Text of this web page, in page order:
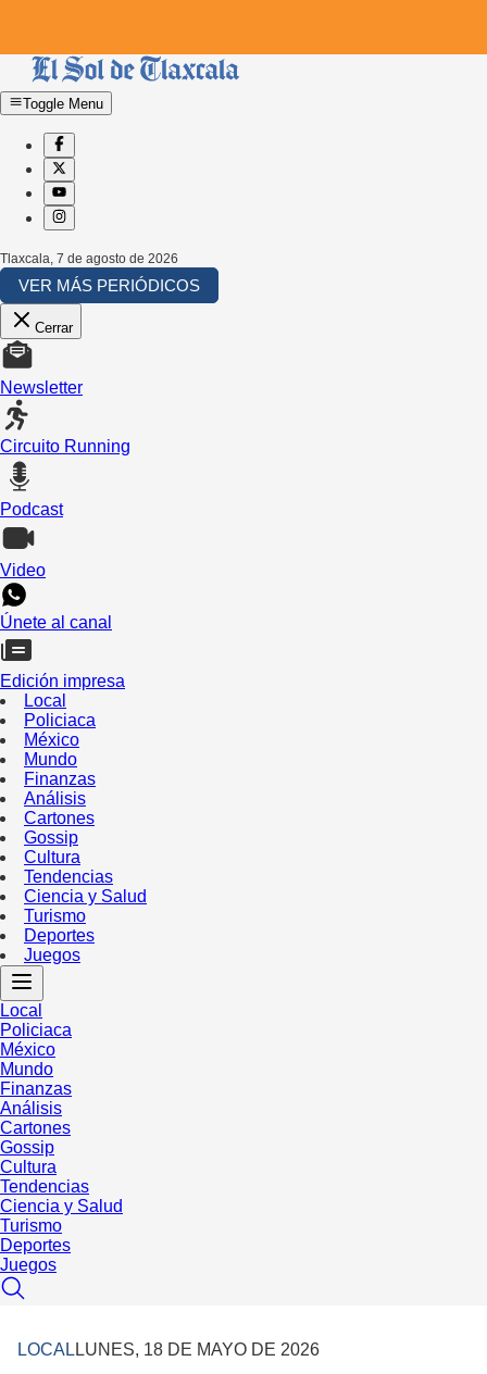
Toggle Menu
Tlaxcala 7 de agosto de 2026
VER MÁS PERIÓDICOS
Cerrar
Newsletter
Circuito Running
Podcast
Video
Únete al canal
Edición impresa
Local
Policiaca
México
Mundo
Finanzas
Análisis
Cartones
Gossip
Cultura
Tendencias
Ciencia y Salud
Turismo
Deportes
Juegos
Local
Policiaca
México
Mundo
Finanzas
Análisis
Cartones
Gossip
Cultura
Tendencias
Ciencia y Salud
Turismo
Deportes
Juegos
LOCAL LUNES, 18 DE MAYO DE 2026